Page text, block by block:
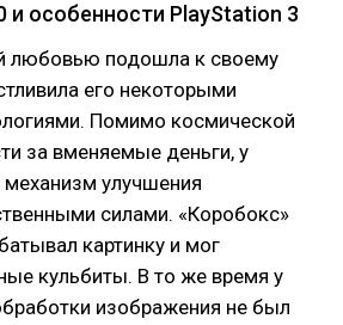
и особенности PlayStation 3
любовью подошла к своему
его некоторыми
Помимо космической
за вменяемые деньги, у
улучшения
силами. «Коробокс»
картинку и мог
кульбиты. В то же время у
изображения не был